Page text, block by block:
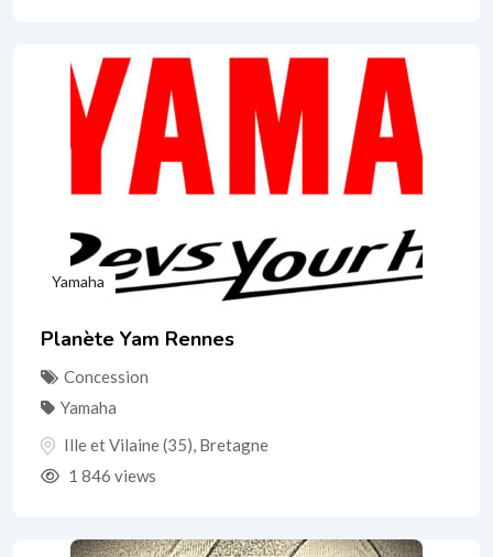
Yamaha
Planète Yam Rennes
Concession
Yamaha
Ille et Vilaine (35), Bretagne
1 846 views